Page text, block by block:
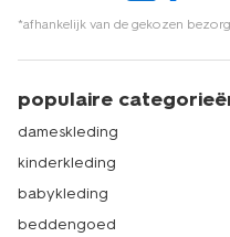
*afhankelijk van de gekozen
populaire
dameskleding
kinderkleding
babykleding
beddengoed